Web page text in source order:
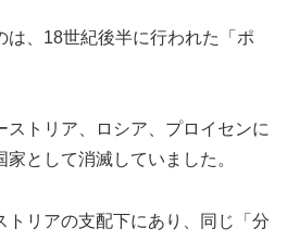
は、18世紀後半に行われた「ポ
ストリア、ロシア、プロイセンに
として消滅していました。
トリアの支配下にあり、同じ「分